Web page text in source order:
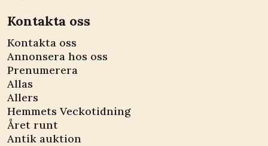
Kontakta oss
Kontakta oss
Annonsera hos oss
Prenumerera
Allas
Allers
Hemmets Veckotidning
Året runt
Antik auktion